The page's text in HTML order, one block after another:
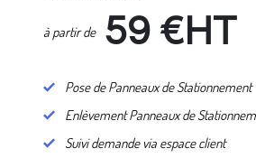
à partir de 59 €HT
Pose de Panneaux de Stationnement
Enlèvement Panneaux de
Suivi demande via espace client